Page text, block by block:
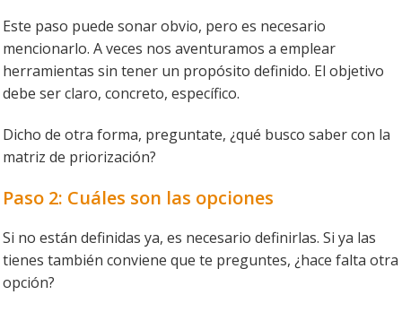
Este paso puede sonar obvio, pero es necesario
mencionarlo. A veces nos aventuramos a emplear
herramientas sin tener un propósito definido. El objetivo
debe ser claro, concreto, específico.
Dicho de otra forma, preguntate, ¿qué busco saber con la
matriz de priorización?
Paso 2: Cuáles son las opciones
Si no están definidas ya, es necesario definirlas. Si ya las
tienes también conviene que te preguntes, ¿hace falta otra
opción?